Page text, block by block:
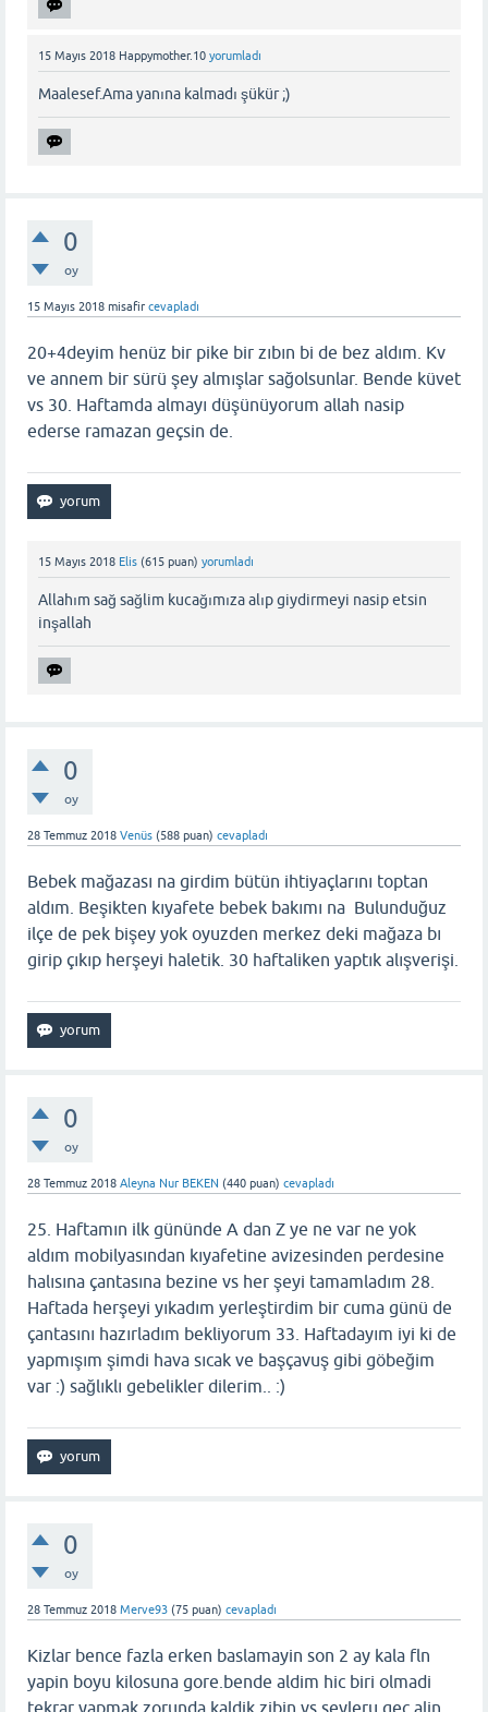
15 Mayıs 2018 Happymother.10 yorumladı
Maalesef.Ama yanına kalmadı şükür ;)
0
oy
15 Mayıs 2018 misafir cevapladı
20+4deyim henüz bir pike bir zıbın bi de bez aldım. Kv
ve annem bir sürü şey almışlar sağolsunlar. Bende küvet
vs 30. Haftamda almayı düşünüyorum allah nasip
ederse ramazan geçsin de.
15 Mayıs 2018 Elis (615 puan) yorumladı
Allahım sağ sağlim kucağımıza alıp giydirmeyi nasip etsin
inşallah
0
oy
28 Temmuz 2018 Venüs (588 puan) cevapladı
Bebek mağazası na girdim bütün ihtiyaçlarını toptan
aldım. Beşikten kıyafete bebek bakımı na Bulunduğuz
ilçe de pek bişey yok oyuzden merkez deki mağaza bı
girip çıkıp herşeyi haletik. 30 haftaliken yaptık alışverişi.
0
oy
28 Temmuz 2018 Aleyna Nur BEKEN (440 puan) cevapladı
25. Haftamın ilk gününde A dan Z ye ne var ne yok
aldım mobilyasından kıyafetine avizesinden perdesine
halısına çantasına bezine vs her şeyi tamamladım 28.
Haftada herşeyi yıkadım yerleştirdim bir cuma günü de
çantasını hazırladım bekliyorum 33. Haftadayım iyi ki de
yapmışım şimdi hava sıcak ve başçavuş gibi göbeğim
var :) sağlıklı gebelikler dilerim.. :)
0
oy
28 Temmuz 2018 Merve93 (75 puan) cevapladı
Kizlar bence fazla erken baslamayin son 2 ay kala fln
yapin boyu kilosuna gore.bende aldim hic biri olmadi